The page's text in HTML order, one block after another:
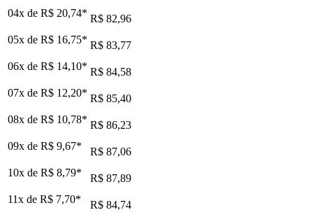
04x de R$ 20,74* R$ 82,96
05x de R$ 16,75* R$ 83,77
06x de R$ 14,10* R$ 84,58
07x de R$ 12,20* R$ 85,40
08x de R$ 10,78* R$ 86,23
09x de R$ 9,67*
R$ 87,06
10x de R$ 8,79*
R$ 87,89
11x de R$ 7,70*
R$ 84,74